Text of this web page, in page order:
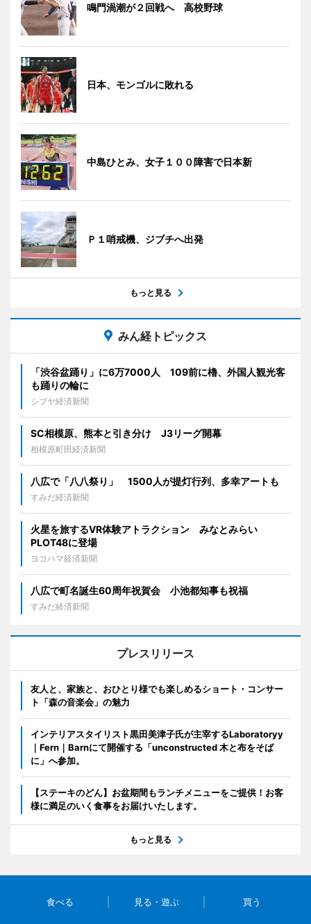
鳴門渦潮が２回戦へ 高校野球
日本、モンゴルに敗れる
中島ひとみ、女子１００障害で日本新
Ｐ１哨戒機、ジブチへ出発
もっと見る
みん経トピックス
「渋谷盆踊り」に6万7000人 109前に櫓、外国人観光客
も踊りの輪に
シブヤ経済新聞
SC相模原、熊本と引き分け J3リーグ開幕
相模原町田経済新聞
八広で「八八祭り」 1500人が提灯行列、多幸アートも
すみだ経済新聞
火星を旅するVR体験アトラクション みなとみらい
PLOT48に登場
ヨコハマ経済新聞
八広で町名誕生60周年祝賀会 小池都知事も祝福
すみだ経済新聞
プレスリリース
友人と、家族と、おひとり様でも楽しめるショート・コンサー
ト「森の音楽会」の魅力
インテリアスタイリスト黒田美津子氏が主宰するLaboratoryy
｜Fern｜Barnにて開催する「unconstructed 木と布をそば
に」へ参加。
【ステーキのどん】お盆期間もランチメニューをご提供！お客
様に満足のいく食事をお届けいたします。
もっと見る
食べる 見る・遊ぶ 買う